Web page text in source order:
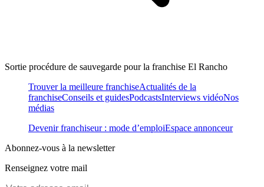
Sortie procédure de sauvegarde pour la franchise El Rancho
Trouver la meilleure franchiseActualités de la
franchiseConseils et guidesPodcastsInterviews vidéoNos
médias
Devenir franchiseur : mode d’emploiEspace annonceur
Abonnez-vous à la newsletter
Renseignez votre mail